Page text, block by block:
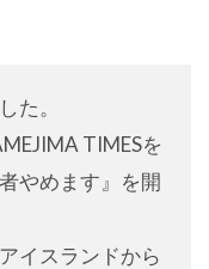
た。
TIMESを
やめます』を開
イスランドから